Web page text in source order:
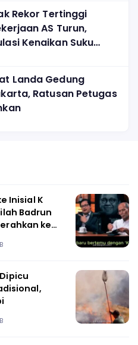
Rekor Tertinggi
AS Turun,
Kenaikan Suku
Landa Gedung
Ratusan Petugas
Inisial K
Badrun
ke